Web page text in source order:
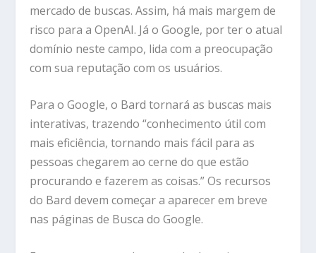
mercado de buscas. Assim, há mais margem de
risco para a OpenAI. Já o Google, por ter o atual
domínio neste campo, lida com a preocupação
com sua reputação com os usuários.
Para o Google, o Bard tornará as buscas mais
interativas, trazendo “conhecimento útil com
mais eficiência, tornando mais fácil para as
pessoas chegarem ao cerne do que estão
procurando e fazerem as coisas.” Os recursos
do Bard devem começar a aparecer em breve
nas páginas de Busca do Google.